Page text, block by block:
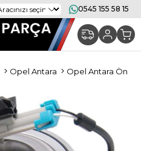
0545 155 58 15
Opel Antara Opel Antara Ön